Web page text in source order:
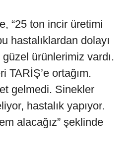
“25 ton incir üretimi
hastalıklardan dolayı
ürünlerimiz vardı.
TARİŞ’e ortağım.
gelmedi. Sinekler
hastalık yapıyor.
alacağız” şeklinde